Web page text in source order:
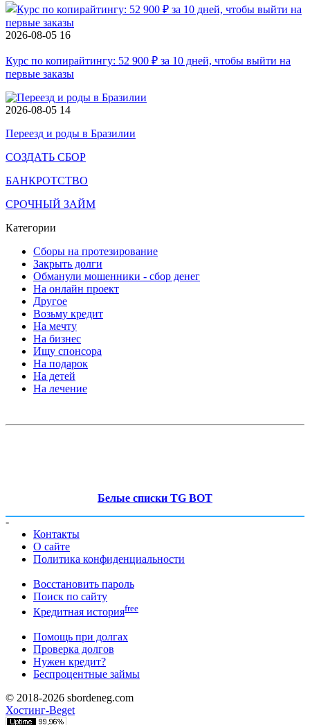
2026-08-05 16
Курс по копирайтингу: 52 900 ₽ за 10 дней, чтобы выйти на
первые заказы
2026-08-05 14
Переезд и роды в Бразилии
СОЗДАТЬ СБОР
БАНКРОТСТВО
СРОЧНЫЙ ЗАЙМ
Категории
Сборы на протезирование
Закрыть долги
Обманули мошенники - сбор денег
На онлайн проект
Другое
Возьму кредит
На мечту
На бизнес
Ищу спонсора
На подарок
На детей
На лечение
Белые списки TG BOT
-
Контакты
О сайте
Политика конфиденциальности
Восстановить пароль
Поиск по сайту
Кредитная историяfree
Помощь при долгах
Проверка долгов
Нужен кредит?
Беспроцентные займы
© 2018-2026 sbordeneg.com
Хостинг-Beget